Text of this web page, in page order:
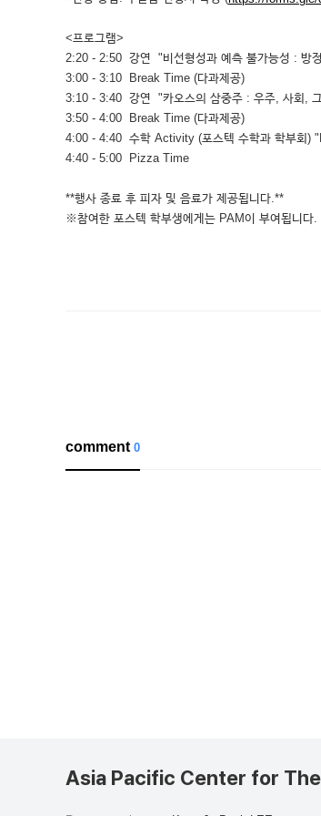
<프로그램>
2:20 - 2:50 강연 "비선형성과 예측 불가능성 : 방
3:00 - 3:10 Break Time (다과제공)
3:10 - 3:40 강연 "카오스의 삼중주 : 우주, 사회,
3:50 - 4:00 Break Time (다과제공)
4:00 - 4:40 수학 Activity (포스텍 수학과 학부회)
4:40 - 5:00 Pizza Time
**행사 종료 후 피자 및 음료가 제공됩니다.**
※참여한 포스텍 학부생에게는 PAM이 부여됩니다.
comment0
Asia Pacific Center for